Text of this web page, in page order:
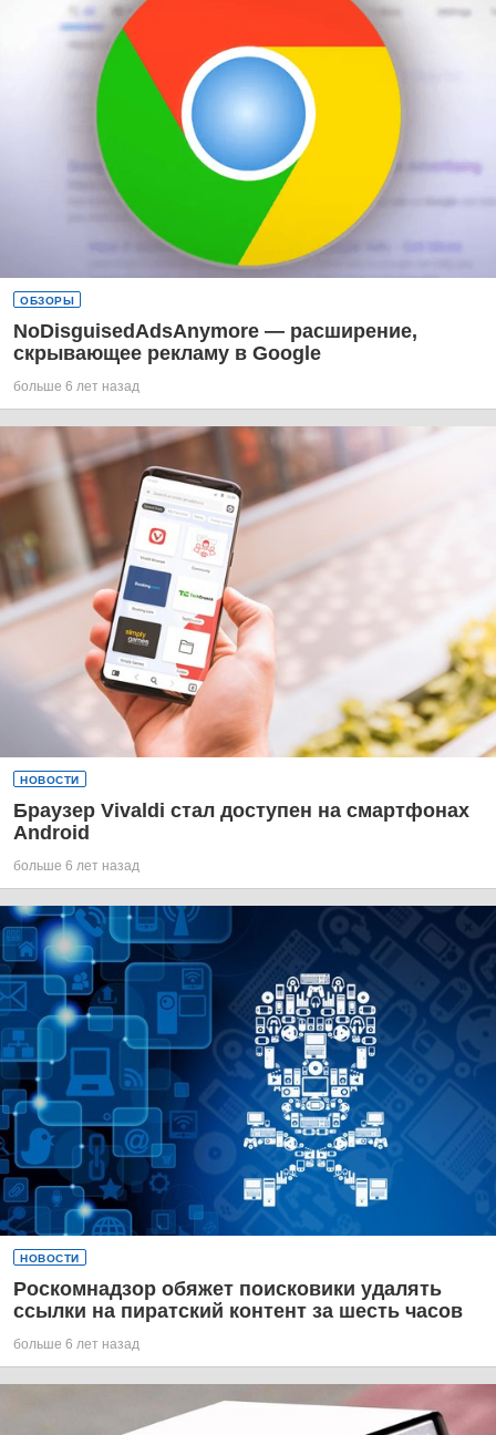
ОБЗОРЫ
NoDisguisedAdsAnymore — расширение,
скрывающее рекламу в Google
больше 6 лет назад
НОВОСТИ
Браузер Vivaldi стал доступен на смартфонах
Android
больше 6 лет назад
НОВОСТИ
Роскомнадзор обяжет поисковики удалять
ссылки на пиратский контент за шесть часов
больше 6 лет назад